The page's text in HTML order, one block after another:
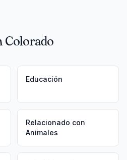
Colorado
Educación
Relacionado con
Animales